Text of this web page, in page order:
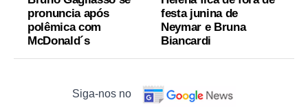
pronuncia após
polêmica com
McDonald´s
festa junina de
Neymar e Bruna
Biancardi
Siga-nos no